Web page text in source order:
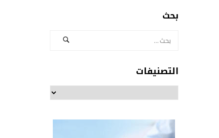
بحث
التصنيفات